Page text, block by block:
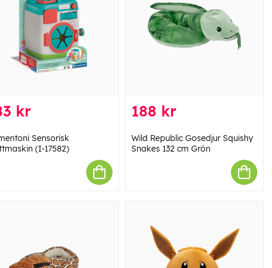
kr
Sensorisk
(I-17582)
188 kr
Wild Republic Gosedjur Squishy
Snakes 132 cm Grön